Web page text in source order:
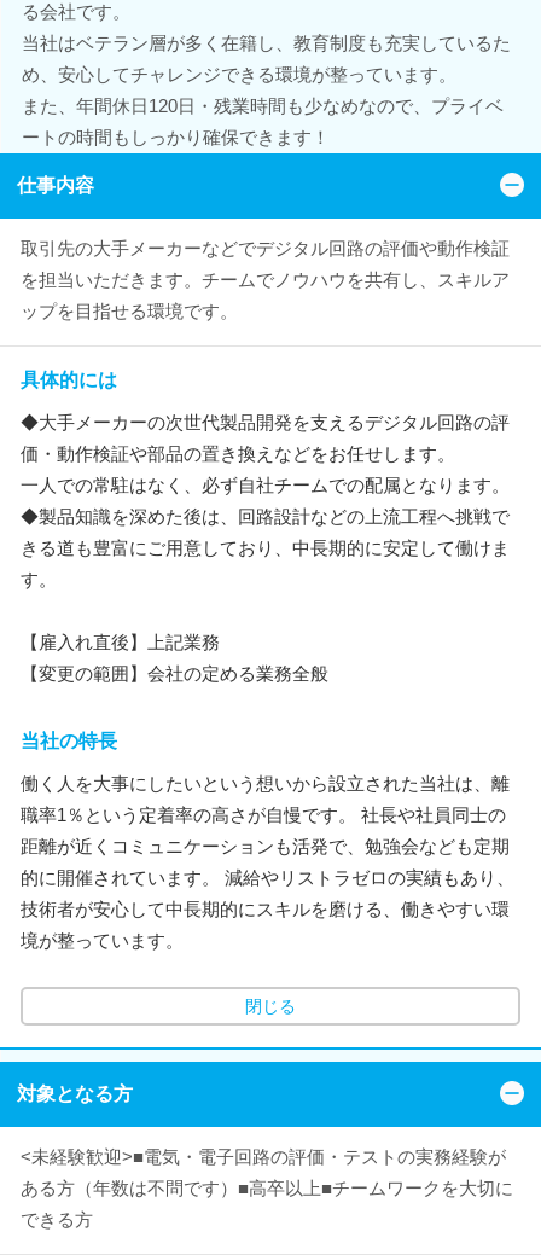
る会社です。
当社はベテラン層が多く在籍し、教育制度も充実しているた
め、安心してチャレンジできる環境が整っています。
また、年間休日120日・残業時間も少なめなので、プライベ
ートの時間もしっかり確保できます！
仕事内容
取引先の大手メーカーなどでデジタル回路の評価や動作検証
を担当いただきます。チームでノウハウを共有し、スキルア
ップを目指せる環境です。
具体的には
◆大手メーカーの次世代製品開発を支えるデジタル回路の評
価・動作検証や部品の置き換えなどをお任せします。
一人での常駐はなく、必ず自社チームでの配属となります。
◆製品知識を深めた後は、回路設計などの上流工程へ挑戦で
きる道も豊富にご用意しており、中長期的に安定して働けま
す。
【雇入れ直後】上記業務
【変更の範囲】会社の定める業務全般
当社の特長
働く人を大事にしたいという想いから設立された当社は、離
職率1％という定着率の高さが自慢です。 社長や社員同士の
距離が近くコミュニケーションも活発で、勉強会なども定期
的に開催されています。 減給やリストラゼロの実績もあり、
技術者が安心して中長期的にスキルを磨ける、働きやすい環
境が整っています。
閉じる
対象となる方
<未経験歓迎>■電気・電子回路の評価・テストの実務経験が
ある方（年数は不問です）■高卒以上■チームワークを大切に
できる方